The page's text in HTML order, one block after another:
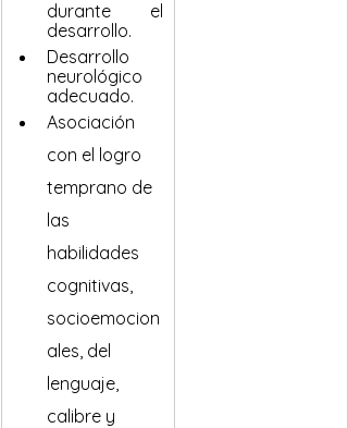
durante el
desarrollo.
Desarrollo
neurológico
adecuado.
Asociación
con el logro
temprano de
las
habilidades
cognitivas,
socioemocion
ales, del
lenguaje,
calibre y